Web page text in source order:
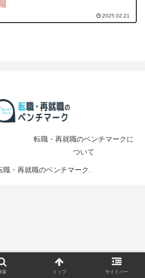
2025.02.21
転職・再就職のベンチマークに
ついて
・再就職のベンチマーク.
索 トップ サイドバー